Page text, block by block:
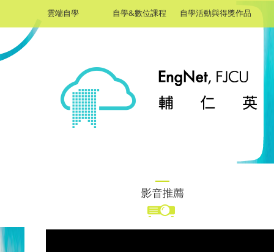
雲端自學 自學&數位課程 自學活動與得獎作品